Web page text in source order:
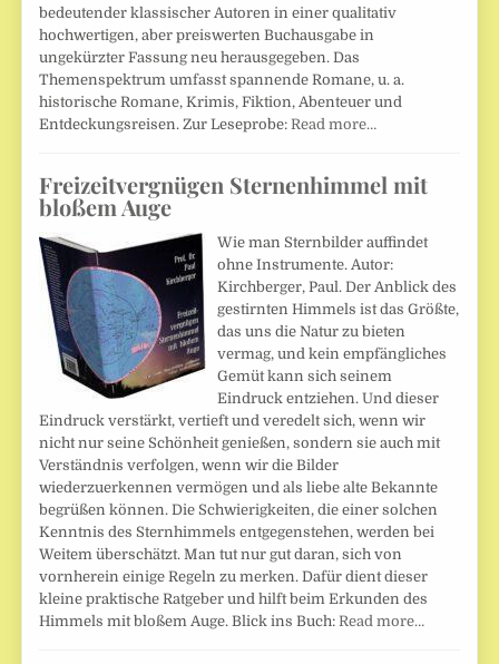
bedeutender klassischer Autoren in einer qualitativ
hochwertigen, aber preiswerten Buchausgabe in
ungekürzter Fassung neu herausgegeben. Das
Themenspektrum umfasst spannende Romane, u. a.
historische Romane, Krimis, Fiktion, Abenteuer und
Entdeckungsreisen. Zur Leseprobe: Read more…
Freizeitvergnügen Sternenhimmel mit
bloßem Auge
Wie man Sternbilder auffindet
ohne Instrumente. Autor:
Kirchberger, Paul. Der Anblick des
gestirnten Himmels ist das Größte,
das uns die Natur zu bieten
vermag, und kein empfängliches
Gemüt kann sich seinem
Eindruck entziehen. Und dieser
Eindruck verstärkt, vertieft und veredelt sich, wenn wir
nicht nur seine Schönheit genießen, sondern sie auch mit
Verständnis verfolgen, wenn wir die Bilder
wiederzuerkennen vermögen und als liebe alte Bekannte
begrüßen können. Die Schwierigkeiten, die einer solchen
Kenntnis des Sternhimmels entgegenstehen, werden bei
Weitem überschätzt. Man tut nur gut daran, sich von
vornherein einige Regeln zu merken. Dafür dient dieser
kleine praktische Ratgeber und hilft beim Erkunden des
Himmels mit bloßem Auge. Blick ins Buch: Read more…